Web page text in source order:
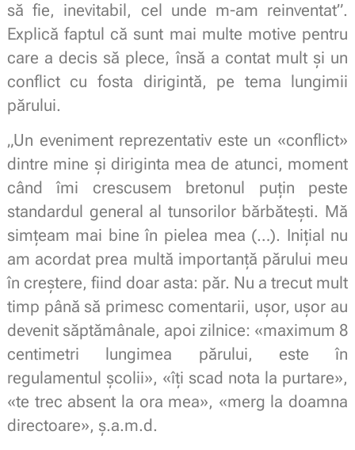
să fie, inevitabil, cel unde m-am reinventat”.
Explică faptul că sunt mai multe motive pentru
care a decis să plece, însă a contat mult și un
conflict cu fosta dirigintă, pe tema lungimii
părului.
„Un eveniment reprezentativ este un «conflict»
dintre mine și diriginta mea de atunci, moment
când îmi crescusem bretonul puțin peste
standardul general al tunsorilor bărbătești. Mă
simțeam mai bine în pielea mea (…). Inițial nu
am acordat prea multă importanță părului meu
în creștere, fiind doar asta: păr. Nu a trecut mult
timp până să primesc comentarii, ușor, ușor au
devenit săptămânale, apoi zilnice: «maximum 8
centimetri lungimea părului, este în
regulamentul școlii», «îți scad nota la purtare»,
«te trec absent la ora mea», «merg la doamna
directoare», ș.a.m.d.